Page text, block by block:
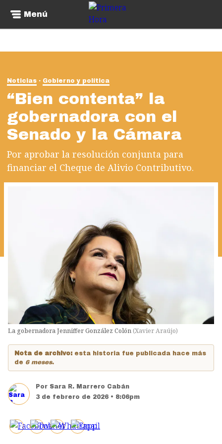
Menú
Noticias Gobierno y política
“Bien contenta” la
gobernadora con el
Senado y la Cámara
Por aprobar la resolución conjunta para
financiar el Cheque de Alivio Contributivo.
La gobernadora Jenniffer González Colón(Xavier Araújo)
Nota de archivo: esta historia fue publicada hace más
de 6 meses.
Por Sara R. Marrero Cabán
3 de febrero de 2026 • 8:06pm